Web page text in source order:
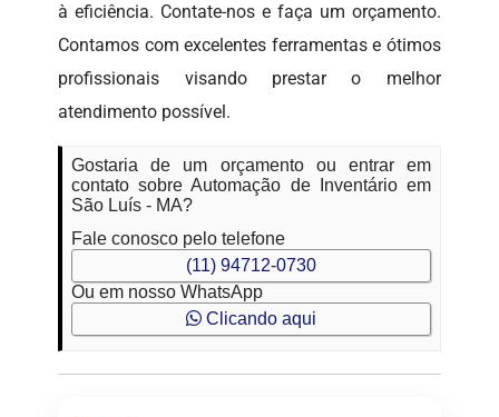
à eficiência. Contate-nos e faça um orçamento.
Contamos com excelentes ferramentas e ótimos
profissionais visando prestar o melhor
atendimento possível.
Gostaria de um orçamento ou entrar em
contato sobre Automação de Inventário em
São Luís - MA?
Fale conosco pelo telefone
(11) 94712-0730
Ou em nosso WhatsApp
Clicando aqui